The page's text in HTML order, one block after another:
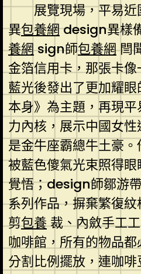
展覽現場，平易
異包養網design異樣
養網sign師包養網閆
金箔信用卡，那張卡
藍光後發出了更加耀
本身》為主題，再現
力內核，展示中國女
是金牛座霸總牛土豪。
被藍色傻氣光束照得
覺悟；design師鄒游
系列作品，摒棄繁復
剪包養裁、內斂手工
咖啡館，所有的物品
分割比例擺放，連咖